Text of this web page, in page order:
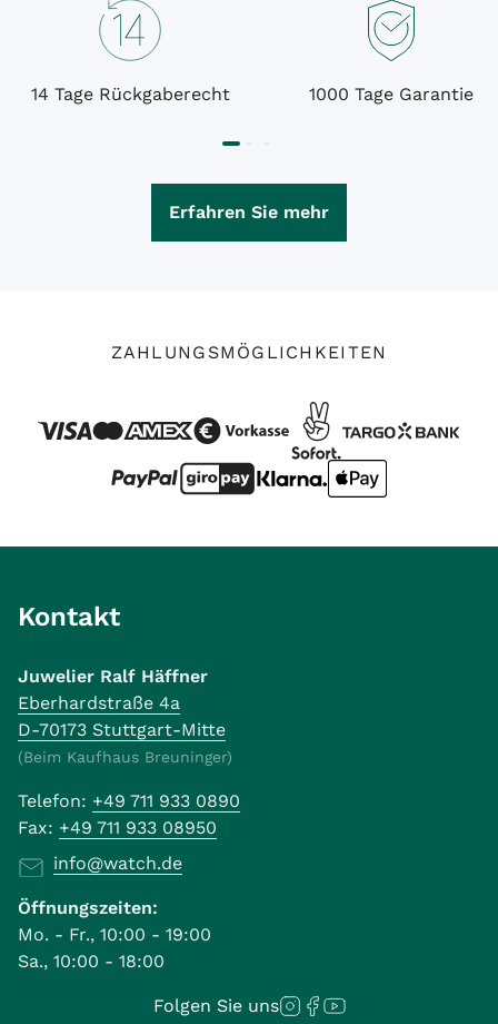
14 Tage Rückgaberecht 1000 Tage Garantie
Erfahren Sie mehr
ZAHLUNGSMÖGLICHKEITEN
Kontakt
Juwelier Ralf Häffner
Eberhardstraße 4a
D-70173 Stuttgart-Mitte
(Beim Kaufhaus Breuninger)
Telefon: +49 711 933 0890
Fax: +49 711 933 08950
info@watch.de
Öffnungszeiten:
Mo. - Fr., 10:00 - 19:00
Sa., 10:00 - 18:00
Folgen Sie uns